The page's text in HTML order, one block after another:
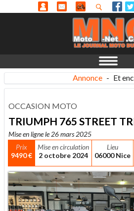
Annonce - Et
OCCASION MOTO
TRIUMPH 765 STREET
Mise en ligne le 26 mars 2025
Prix
9490 €
Mise en circulation
2 octobre 2024
Lieu
06000 Nice